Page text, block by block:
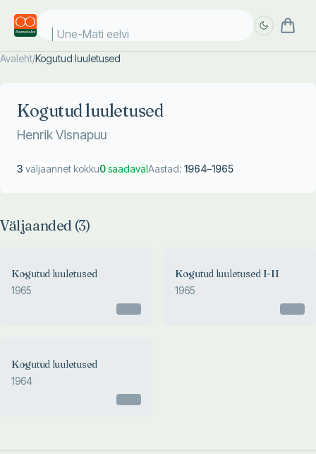
Une-Mati eelviim
Avaleht/Kogutud luuletused
Kogutud luuletused
Henrik Visnapuu
3 väljaannet kokku0saadavalAastad: 1964–1965
Väljaanded (3)
Kogutud luuletused
1965
Kogutud luuletused I-II
1965
Kogutud luuletused
1964